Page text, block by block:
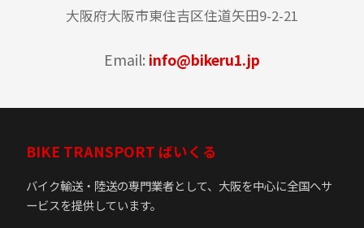
大阪府大阪市東住吉区住道矢田9-2-21
Email: info@bikeru1.jp
BIKE TRANSPORT ばいくる
バイク輸送・陸送の専門業者として、大阪を中心に全国へサ
ービスを提供しています。